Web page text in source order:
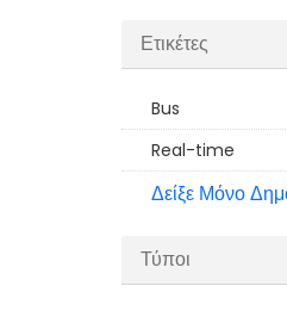
Ετικέτες
Bus
Real-time
Δείξε Μόνο
Τύποι